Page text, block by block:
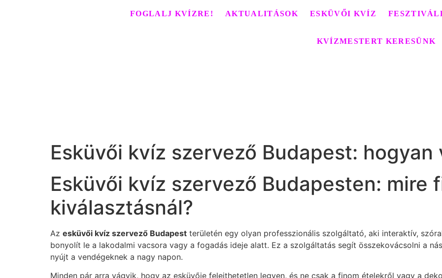
FOGLALJ KVÍZRE! AKTUALITÁSOK ESKÜVŐI KVÍZ
KVÍZMESTERT KERESÜNK
Esküvői kvíz szervező Budapest: hogyan
Esküvői kvíz szervező Budapesten: mire
kiválasztásnál?
Az esküvői kvíz szervező Budapest területén egy olyan professzionális szolgáltató, aki interaktív,
bonyolít le a lakodalmi vacsora vagy a fogadás ideje alatt. Ez a szolgáltatás segít összekovácsolni a
nyújt a vendégeknek a nagy napon.
Minden pár arra vágyik, hogy az esküvője felejthetetlen legyen, és ne csak a finom ételekről vagy a